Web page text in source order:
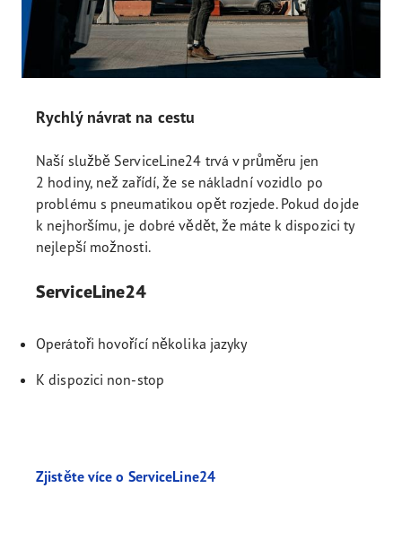
Rychlý návrat na cestu
Naší službě ServiceLine24 trvá v průměru jen
2 hodiny, než zařídí, že se nákladní vozidlo po
problému s pneumatikou opět rozjede. Pokud dojde
k nejhoršímu, je dobré vědět, že máte k dispozici ty
nejlepší možnosti.
ServiceLine24
Operátoři hovořící několika jazyky
K dispozici non-stop
Zjistěte více o ServiceLine24